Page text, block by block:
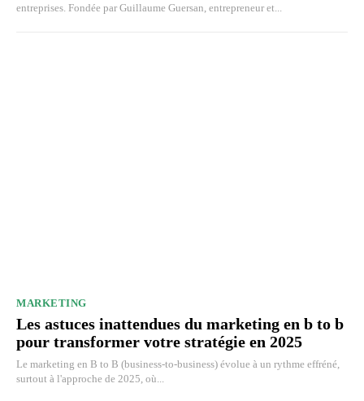
entreprises. Fondée par Guillaume Guersan, entrepreneur et...
MARKETING
Les astuces inattendues du marketing en b to b
pour transformer votre stratégie en 2025
Le marketing en B to B (business-to-business) évolue à un rythme effréné,
surtout à l'approche de 2025, où...